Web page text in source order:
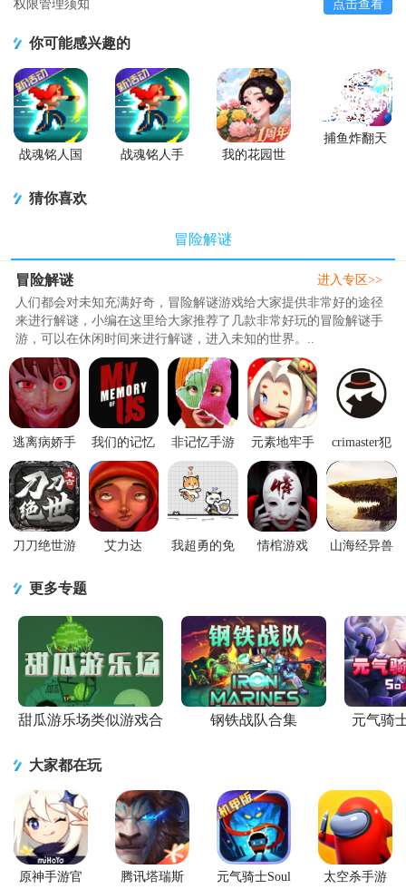
权限管理须知 点击查看
你可能感兴趣的
战魂铭人国
Legends)
战魂铭人手
我的花园世
捕鱼炸翻天
猜你喜欢
冒险解谜
冒险解谜
人们都会对未知充满好奇，冒险解谜游戏给大家提供非常好的途径
来进行解谜，小编在这里给大家推荐了几款非常好玩的冒险解谜手
游，可以在休闲时间来进行解谜，进入未知的世界。..
进入专区>>
逃离病娇手
游0.1.8 隐身
加速
我们的记忆
(My Memory
Of Us)1.0 安
卓手机版
非记忆手游
(Unmemory)0.7.01
安卓完整版
元素地牢手
游1.32 手机
安卓版
crimaster犯
罪大师答案
大全1.1.8安
卓版
刀刀绝世游
手机最新版
艾力达
我超勇的免
情棺游戏
山海经异兽
更多专题
甜瓜游乐场类似游戏合
钢铁战队合集 元气骑
大家都在玩
原神手游官
腾讯塔瑞斯
元气骑士Soul
太空杀手游